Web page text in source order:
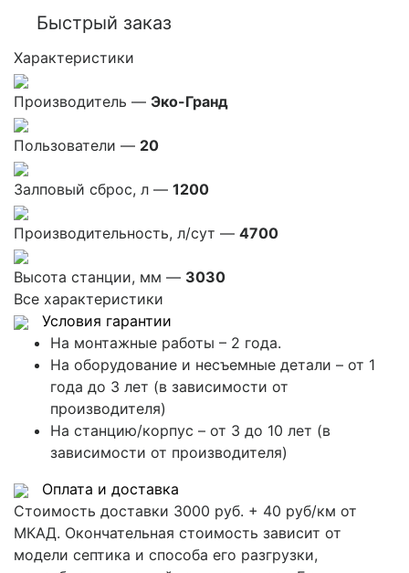
Быстрый заказ
Характеристики
Производитель — Эко-Гранд
Пользователи — 20
Залповый сброс, л — 1200
Производительность, л/сут — 4700
Высота станции, мм — 3030
Все характеристики
Условия гарантии
На монтажные работы – 2 года.
На оборудование и несъемные детали – от 1
года до 3 лет (в зависимости от
производителя)
На станцию/корпус – от 3 до 10 лет (в
зависимости от производителя)
Оплата и доставка
Стоимость доставки 3000 руб. + 40 руб/км от
МКАД. Окончательная стоимость зависит от
модели септика и способа его разгрузки,